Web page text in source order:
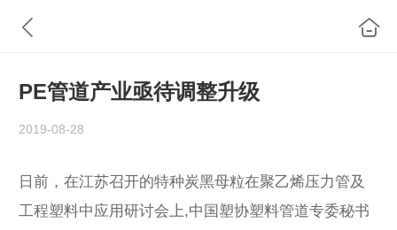
PE管道产业亟待调整升级
2019-08-28
日前，在江苏召开的特种炭黑母粒在聚乙烯压力管及
工程塑料中应用研讨会上,中国塑协塑料管道专委秘书